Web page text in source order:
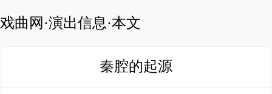
戏曲网·演出信息·本文
秦腔的起源